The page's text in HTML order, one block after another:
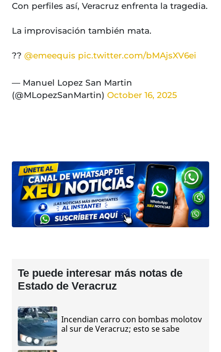
Con perfiles así, Veracruz enfrenta la tragedia.
La improvisación también mata.
?? @emeequis pic.twitter.com/bMAjsXV6ei
— Manuel Lopez San Martin
(@MLopezSanMartin) October 16, 2025
Te puede interesar más notas de
Estado de Veracruz
Incendian carro con bombas molotov
al sur de Veracruz; esto se sabe